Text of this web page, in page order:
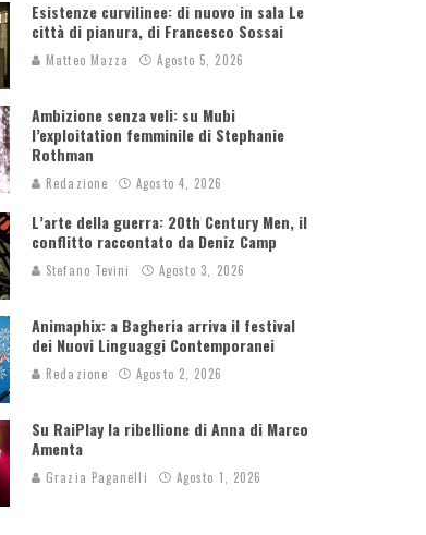
Esistenze curvilinee: di nuovo in sala Le
città di pianura, di Francesco Sossai
Matteo Mazza Agosto 5, 2026
Ambizione senza veli: su Mubi
l’exploitation femminile di Stephanie
Rothman
Redazione Agosto 4, 2026
L’arte della guerra: 20th Century Men, il
conflitto raccontato da Deniz Camp
Stefano Tevini Agosto 3, 2026
Animaphix: a Bagheria arriva il festival
dei Nuovi Linguaggi Contemporanei
Redazione Agosto 2, 2026
Su RaiPlay la ribellione di Anna di Marco
Amenta
Grazia Paganelli Agosto 1, 2026